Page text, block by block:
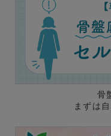
骨
まずは